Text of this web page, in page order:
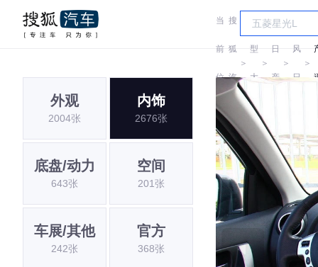
当
前
位
置:
搜
狐
汽
＞
车
型
大
全
＞
日
产
＞
东
风
日
＞
外观
2004张
内饰
2676张
底盘/动力
643张
空间
201张
车展/其他
242张
官方
368张